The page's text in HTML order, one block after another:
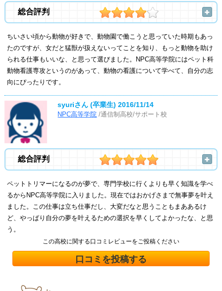
総合評判
ちいさい頃から動物が好きで、動物園で働こうと思っていた時期もあっ
たのですが、女だと猛獣が扱えないってことを知り、もっと動物を助け
られる仕事もいいな、と思って選びました。NPC高等学院にはペット科
動物看護専攻というのがあって、動物の看護について学べて、自分の志
向にぴったりです。
syuriさん (卒業生)2016/11/14
NPC高等学院 /通信制高校/サポート校
総合評判
ペットトリマーになるのが夢で、専門学校に行くよりも早く知識を学べ
るからNPC高等学院に入りました。現在ではおかげさまで無事夢を叶え
ました。この仕事は立ち仕事だし、大変だなと思うこともまああるけ
ど、やっぱり自分の夢を叶えるための選択を早くしてよかったな、と思
う。
この高校に関する口コミレビューをご投稿ください
口コミを投稿する